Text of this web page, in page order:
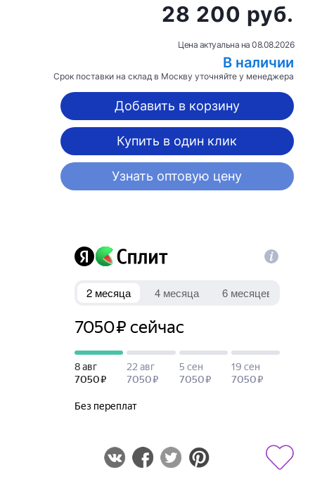
28 200 руб.
Цена актуальна на 08.08.2026
В наличии
Срок поставки на склад в Москву уточняйте у менеджера
Добавить в корзину
Купить в один клик
Узнать оптовую цену